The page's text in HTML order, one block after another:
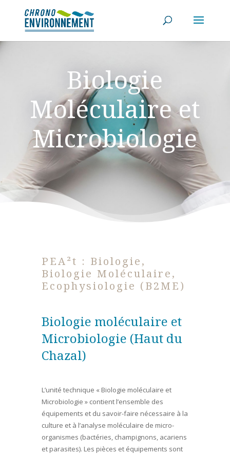
Biologie
Moléculaire et
Microbiologie
PEA²t : Biologie,
Biologie Moléculaire,
Ecophysiologie (B2ME)
Biologie moléculaire et
Microbiologie (Haut du
Chazal)
L’unité technique « Biologie moléculaire et
Microbiologie » contient l’ensemble des
équipements et du savoir-faire nécessaire à la
culture et à l’analyse moléculaire de micro-
organismes (bactéries, champignons, acariens
et parasites). Les pièces et équipements sont